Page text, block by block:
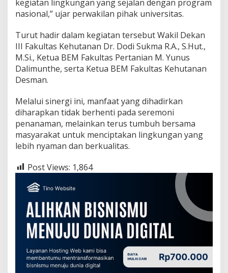
kegiatan lingkungan yang sejalan dengan program
nasional,” ujar perwakilan pihak universitas.
​Turut hadir dalam kegiatan tersebut Wakil Dekan
III Fakultas Kehutanan Dr. Dodi Sukma R.A., S.Hut.,
M.Si., Ketua BEM Fakultas Pertanian M. Yunus
Dalimunthe, serta Ketua BEM Fakultas Kehutanan
Desman.
Melalui sinergi ini, manfaat yang dihadirkan
diharapkan tidak berhenti pada seremoni
penanaman, melainkan terus tumbuh bersama
masyarakat untuk menciptakan lingkungan yang
lebih nyaman dan berkualitas.
Post Views: 1,864